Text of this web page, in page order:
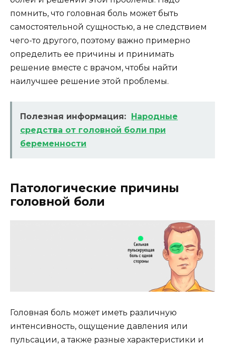
помнить, что головная боль может быть
самостоятельной сущностью, а не следствием
чего-то другого, поэтому важно примерно
определить ее причины и принимать
решение вместе с врачом, чтобы найти
наилучшее решение этой проблемы.
Полезная информация: Народные
средства от головной боли при
беременности
Патологические причины
головной боли
Головная боль может иметь различную
интенсивность, ощущение давления или
пульсации, а также разные характеристики и